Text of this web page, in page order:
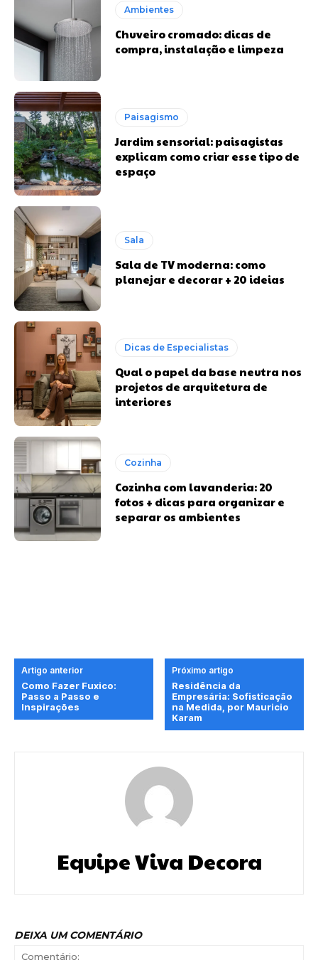
Ambientes
Chuveiro cromado: dicas de
compra, instalação e limpeza
Paisagismo
Jardim sensorial: paisagistas
explicam como criar esse tipo de
espaço
Sala
Sala de TV moderna: como
planejar e decorar + 20 ideias
Dicas de Especialistas
Qual o papel da base neutra nos
projetos de arquitetura de
interiores
Cozinha
Cozinha com lavanderia: 20
fotos + dicas para organizar e
separar os ambientes
Artigo anterior
Como Fazer Fuxico:
Passo a Passo e
Inspirações
Próximo artigo
Residência da
Empresária: Sofisticação
na Medida, por Mauricio
Karam
Equipe Viva Decora
DEIXA UM COMENTÁRIO